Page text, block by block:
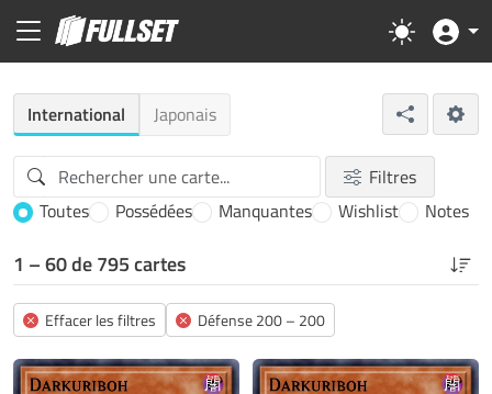
International Japonais
Filtres
Toutes
Possédées Manquantes Wishlist Notes
1 – 60 de 795 cartes
Effacer les filtres Défense 200 – 200